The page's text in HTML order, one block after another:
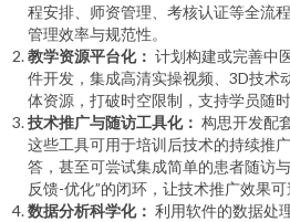
程安排、师资管理、考核认证等全流
管理效率与规范性。
教学资源平台化： 计划构建或完善中
件开发，集成高清实操视频、3D技术
体资源，打破时空限制，支持学员随
技术推广与随访工具化： 构思开发配
这些工具可用于培训后技术的持续推
答，甚至可尝试集成简单的患者随访
反馈-优化”的闭环，让技术推广效果可
数据分析科学化： 利用软件的数据处